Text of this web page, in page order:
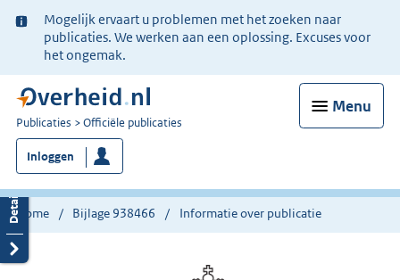
Ter
informatie:
Mogelijk ervaart u problemen met het zoeken naar
publicaties. We werken aan een oplossing. Excuses voor
het ongemak.
Menu
U
bent
nu
hier:
Publicaties Officiële publicaties
Inloggen
Home Bijlage 938466 Informatie over publicatie